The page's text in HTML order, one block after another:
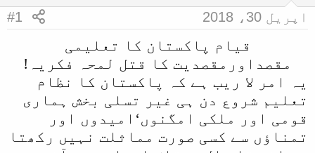
ک
ا
غ
ا
ز
ک
ر
آ
ا
ز
اپریل 30، 2018 #1
قیام پاکستان کا تعلیمی
مقصداورمقصدیت کا قتل لمحہ فکریہ!
یہ امر لا ریب ہے کہ پاکستان کا نظام
تعلیم شروع دن ہی غیر تسلی بخش ہماری
قومی اور ملکی امگنوں‘امیدوں اور
تمناؤں سے کسی صورت مماثلت نہیں رکھتا